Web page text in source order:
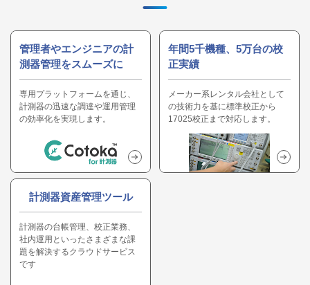
管理者やエンジニアの計
測器管理をスムーズに
専用プラットフォームを通じ、
計測器の迅速な調達や運用管理
の効率化を実現します。
年間5千機種、5万台の校
正実績
メーカー系レンタル会社として
の技術力を基に標準校正から
17025校正まで対応します。
計測器資産管理ツール
計測器の台帳管理、校正業務、
社内運用といったさまざまな課
題を解決するクラウドサービス
です